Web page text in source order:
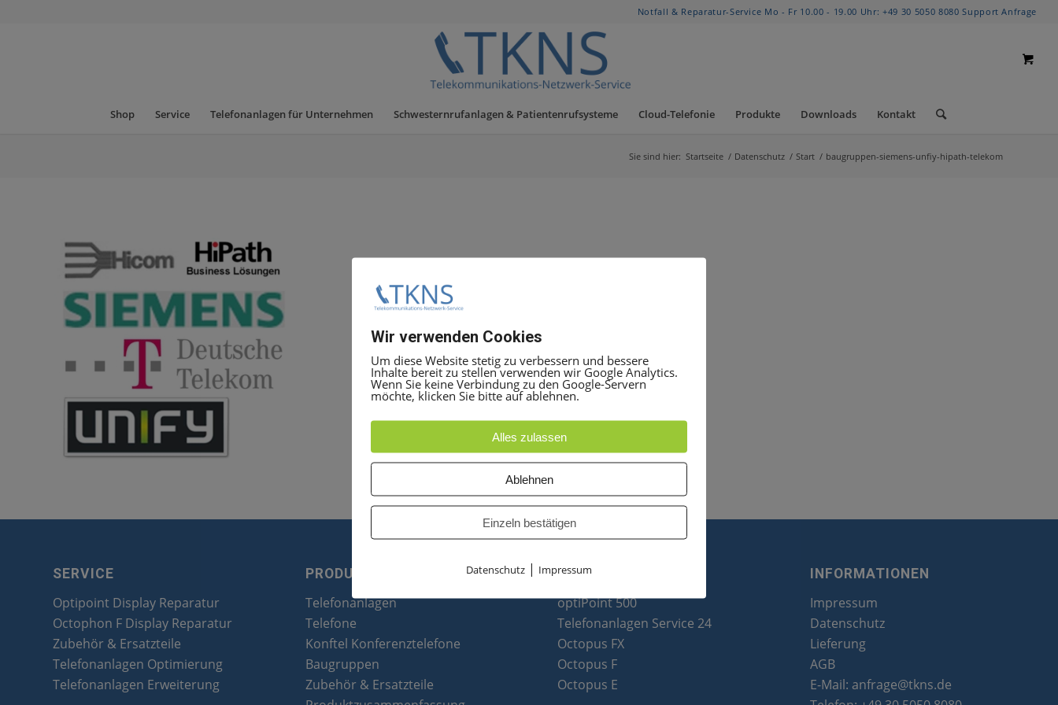
Notfall & Reparatur-Service Mo - Fr 10.00 - 19.00 Uhr: +49 30 5050 8080 Support Anfrage
Shop Service Telefonanlagen für Unternehmen Schwesternrufanlagen & Patientenrufsysteme Cloud-Telefonie Produkte Downloads Kontakt
Sie sind hier: Startseite / Datenschutz / Start / baugruppen-siemens-unfiy-hipath-telekom
SERVICE
Optipoint Display Reparatur
Octophon F Display Reparatur
Zubehör & Ersatzteile
Telefonanlagen Optimierung
Telefonanlagen Erweiterung
PRODUKTE
Telefonanlagen
Telefone
Konftel Konferenztelefone
Baugruppen
Zubehör & Ersatzteile
PARTNER
optiPoint 500
Telefonanlagen Service 24
Octopus FX
Octopus F
Octopus E
INFORMATIONEN
Impressum
Datenschutz
Lieferung
AGB
E-Mail: anfrage@tkns.de
Wir verwenden Cookies
Um diese Website stetig zu verbessern und bessere
Inhalte bereit zu stellen verwenden wir Google Analytics.
Wenn Sie keine Verbindung zu den Google-Servern
möchte, klicken Sie bitte auf ablehnen.
Alles zulassen
Ablehnen
Einzeln bestätigen
Datenschutz | Impressum